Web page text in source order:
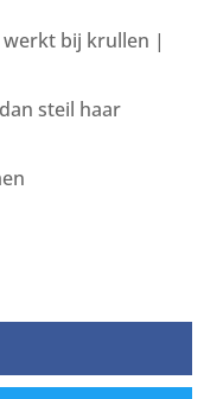
bij krullen |
steil haar